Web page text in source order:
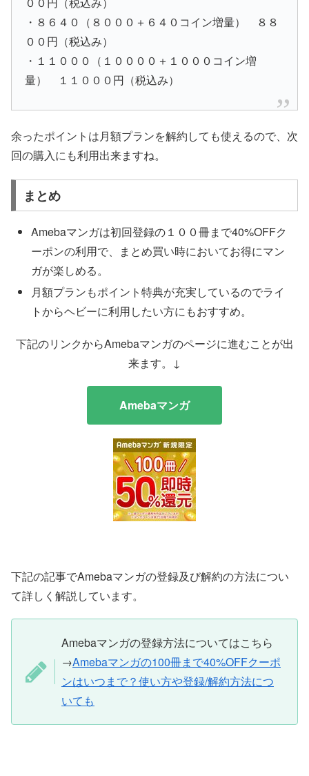
・８６４０（８０００＋６４０コイン増量） ８８
００円（税込み）
・１１０００（１００００＋１０００コイン増
量） １１０００円（税込み）
余ったポイントは月額プランを解約しても使えるので、次
回の購入にも利用出来ますね。
まとめ
Amebaマンガは初回登録の１００冊まで40%OFFク
ーポンの利用で、まとめ買い時においてお得にマン
ガが楽しめる。
月額プランもポイント特典が充実しているのでライ
トからヘビーに利用したい方にもおすすめ。
下記のリンクからAmebaマンガのページに進むことが出
来ます。↓
Amebaマンガ
下記の記事でAmebaマンガの登録及び解約の方法につい
て詳しく解説しています。
Amebaマンガの登録方法についてはこちら
→Amebaマンガの100冊まで40%OFFクーポ
ンはいつまで？使い方や登録/解約方法につ
いても